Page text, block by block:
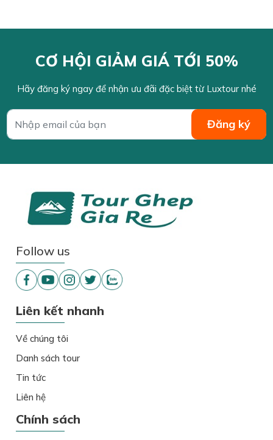
CƠ HỘI GIẢM GIÁ TỚI 50%
Hãy đăng ký ngay để nhận ưu đãi đặc biệt từ Luxtour nhé
Follow us
Liên kết nhanh
Về chúng tôi
Danh sách tour
Tin tức
Liên hệ
Chính sách